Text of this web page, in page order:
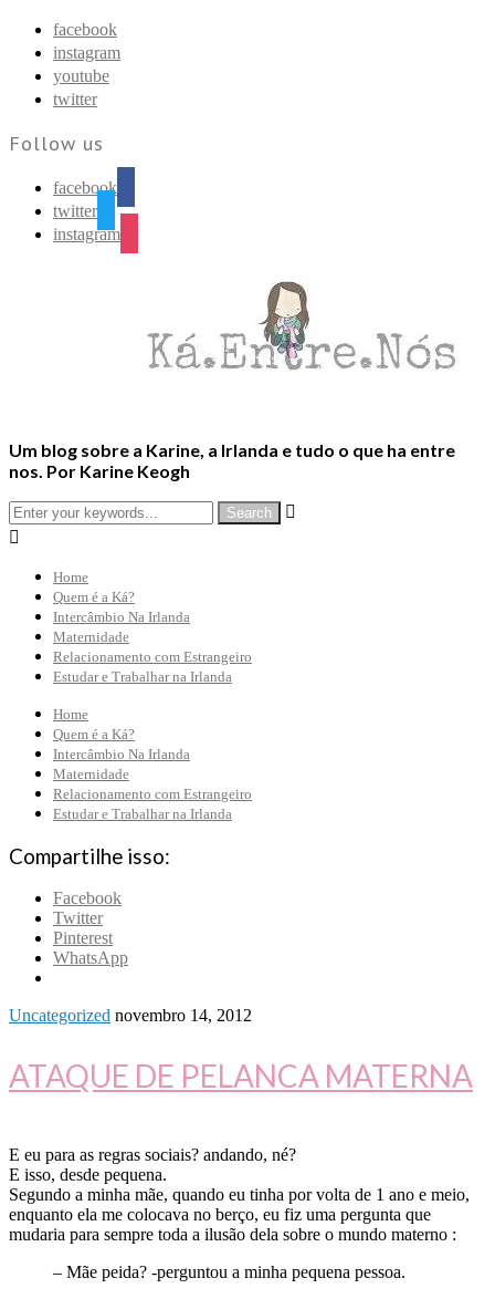
facebook
instagram
youtube
twitter
Follow us
facebook
twitter
instagram
Um blog sobre a Karine, a Irlanda e tudo o que ha entre
nos. Por Karine Keogh


Home
Quem é a Ká?
Intercâmbio Na Irlanda
Maternidade
Relacionamento com Estrangeiro
Estudar e Trabalhar na Irlanda
Home
Quem é a Ká?
Intercâmbio Na Irlanda
Maternidade
Relacionamento com Estrangeiro
Estudar e Trabalhar na Irlanda
Compartilhe isso:
Facebook
Twitter
Pinterest
WhatsApp
Uncategorized novembro 14, 2012
ATAQUE DE PELANCA MATERNA
E eu para as regras sociais? andando, né?
E isso, desde pequena.
Segundo a minha mãe, quando eu tinha por volta de 1 ano e meio,
enquanto ela me colocava no berço, eu fiz uma pergunta que
mudaria para sempre toda a ilusão dela sobre o mundo materno :
– Mãe peida? -perguntou a minha pequena pessoa.